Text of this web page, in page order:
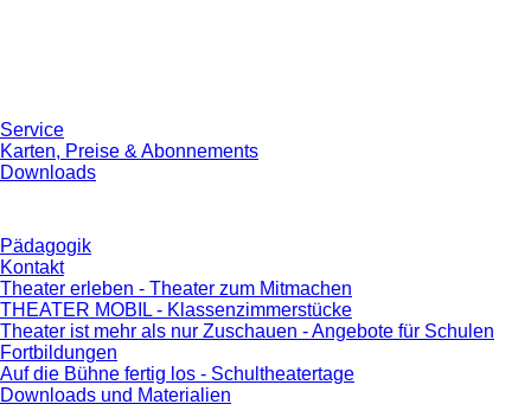
Service
Karten, Preise & Abonnements
Downloads
Pädagogik
Kontakt
Theater erleben - Theater zum Mitmachen
THEATER MOBIL - Klassenzimmerstücke
Theater ist mehr als nur Zuschauen - Angebote für Schulen
Fortbildungen
Auf die Bühne fertig los - Schultheatertage
Downloads und Materialien